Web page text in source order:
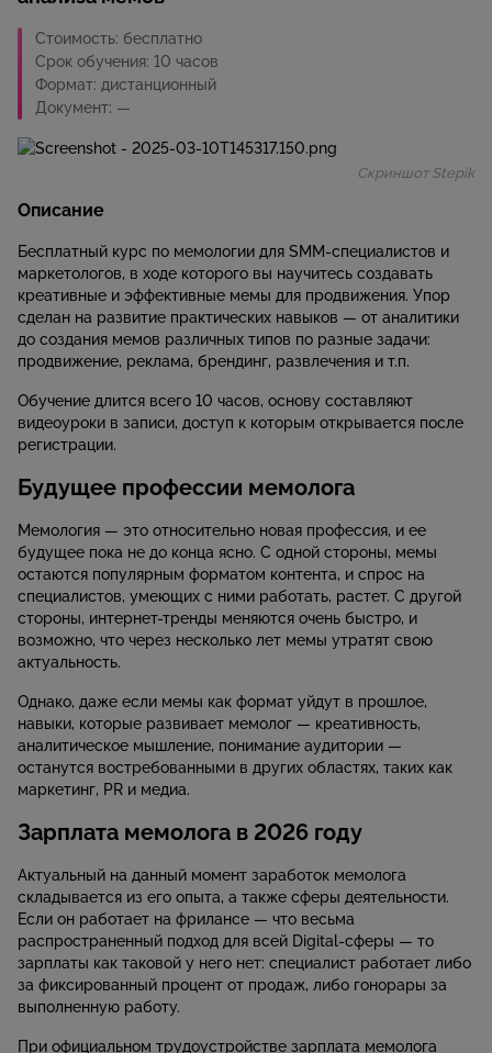
Стоимость: бесплатно
Срок обучения: 10 часов
Формат: дистанционный
Документ: —
Скриншот Stepik
Описание
Бесплатный курс по мемологии для SMM-специалистов и
маркетологов, в ходе которого вы научитесь создавать
креативные и эффективные мемы для продвижения. Упор
сделан на развитие практических навыков — от аналитики
до создания мемов различных типов по разные задачи:
продвижение, реклама, брендинг, развлечения и т.п.
Обучение длится всего 10 часов, основу составляют
видеоуроки в записи, доступ к которым открывается после
регистрации.
Будущее профессии мемолога
Мемология — это относительно новая профессия, и ее
будущее пока не до конца ясно. С одной стороны, мемы
остаются популярным форматом контента, и спрос на
специалистов, умеющих с ними работать, растет. С другой
стороны, интернет-тренды меняются очень быстро, и
возможно, что через несколько лет мемы утратят свою
актуальность.
Однако, даже если мемы как формат уйдут в прошлое,
навыки, которые развивает мемолог — креативность,
аналитическое мышление, понимание аудитории —
останутся востребованными в других областях, таких как
маркетинг, PR и медиа.
Зарплата мемолога в 2026 году
Актуальный на данный момент заработок мемолога
складывается из его опыта, а также сферы деятельности.
Если он работает на фрилансе — что весьма
распространенный подход для всей Digital-сферы — то
зарплаты как таковой у него нет: специалист работает либо
за фиксированный процент от продаж, либо гонорары за
выполненную работу.
При официальном трудоустройстве зарплата мемолога